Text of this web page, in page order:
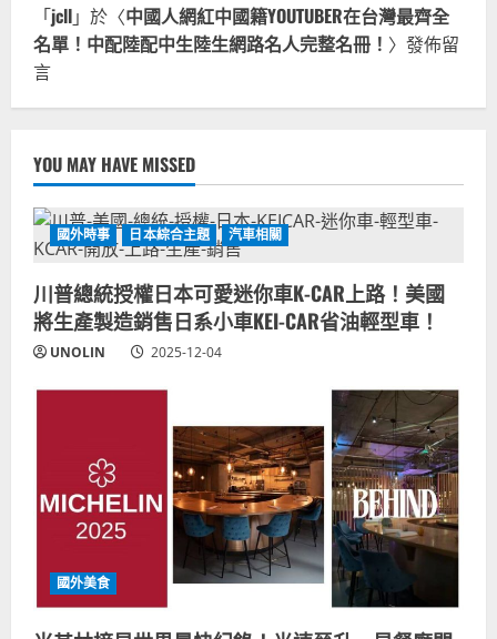
「jcll」於〈中國人網紅中國籍YOUTUBER在台灣最齊全
名單！中配陸配中生陸生網路名人完整名冊！ 〉發佈留
言
YOU MAY HAVE MISSED
國外時事 日本綜合主題 汽車相關
川普總統授權日本可愛迷你車K-CAR上路！美國
將生產製造銷售日系小車KEI-CAR省油輕型車！
UNOLIN 2025-12-04
國外美食